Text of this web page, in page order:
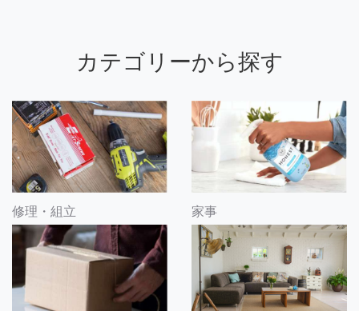
カテゴリーから探す
修理・組立 家事